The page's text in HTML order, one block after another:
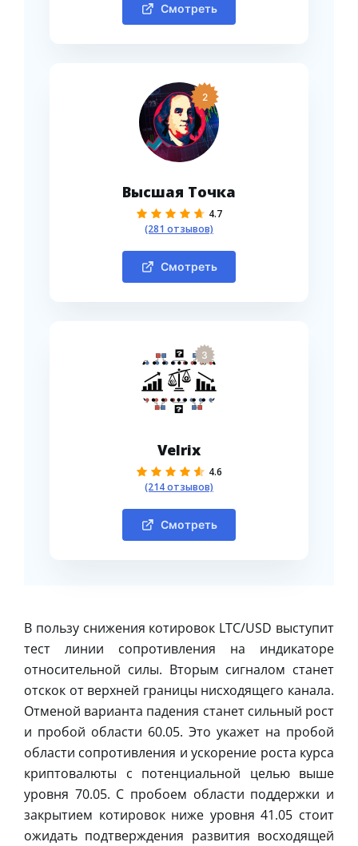
Смотреть
2
Высшая Точка
4.7
(281 отзывов)
Смотреть
3
Velrix
4.6
(214 отзывов)
Смотреть
В пользу снижения котировок LTC/USD выступит
тест линии сопротивления на индикаторе
относительной силы. Вторым сигналом станет
отскок от верхней границы нисходящего канала.
Отменой варианта падения станет сильный рост
и пробой области 60.05. Это укажет на пробой
области сопротивления и ускорение роста курса
криптовалюты с потенциальной целью выше
уровня 70.05. С пробоем области поддержки и
закрытием котировок ниже уровня 41.05 стоит
ожидать подтверждения развития восходящей